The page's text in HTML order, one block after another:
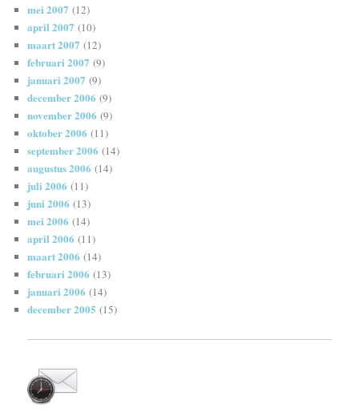
mei 2007 (12)
april 2007 (10)
maart 2007 (12)
februari 2007 (9)
januari 2007 (9)
december 2006 (9)
november 2006 (9)
oktober 2006 (11)
september 2006 (14)
augustus 2006 (14)
juli 2006 (11)
juni 2006 (13)
mei 2006 (14)
april 2006 (11)
maart 2006 (14)
februari 2006 (13)
januari 2006 (14)
december 2005 (15)